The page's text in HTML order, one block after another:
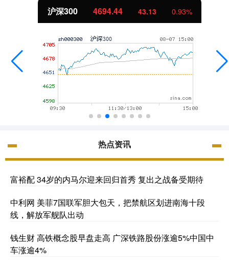
沪深300 4694.44 43.13 0.93%
热点资讯
富裕配 34岁的内马尔迎来回归首秀 复出之战备受期待
中利网 美菲7国联军胆大包天，把禁航区划进南海十段
线，解放军舰队出动
钱生财 高铁概念股早盘走高 广深铁路股份涨逾5%中国中
车涨逾4%